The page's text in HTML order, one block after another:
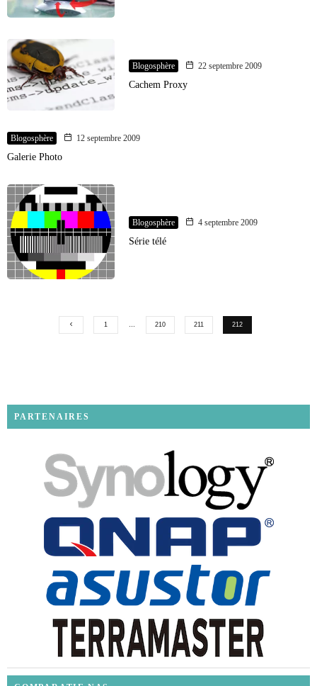
Blogosphère 22 septembre 2009
Cachem Proxy
Blogosphère 12 septembre 2009
Galerie Photo
Blogosphère 4 septembre 2009
Série télé
1 … 210 211 212
PARTENAIRES